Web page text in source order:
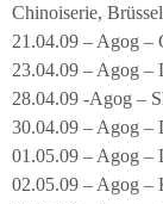
Chinoiserie,
21.04.09 – Agog –
23.04.09 – Agog –
28.04.09 -Agog –
30.04.09 – Agog –
01.05.09 – Agog –
02.05.09 – Agog –